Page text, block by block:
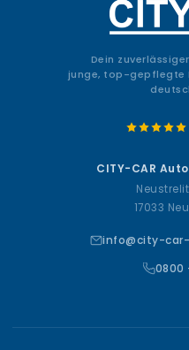
Dein
junge, top-gepflegte
CITY-CAR
17033
info@city-
0800